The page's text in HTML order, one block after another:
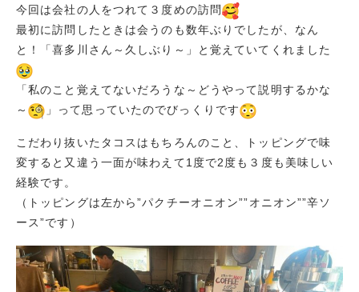
今回は会社の人をつれて３度めの訪問
最初に訪問したときは会うのも数年ぶりでしたが、なん
と！「喜多川さん～久しぶり～」と覚えていてくれました
「私のこと覚えてないだろうな～どうやって説明するかな
～
」って思っていたのでびっくりです
こだわり抜いたタコスはもちろんのこと、トッピングで味
変すると又違う一面が味わえて1度で2度も３度も美味しい
経験です。
（トッピングは左から”パクチーオニオン””オニオン””辛ソ
ース”です）